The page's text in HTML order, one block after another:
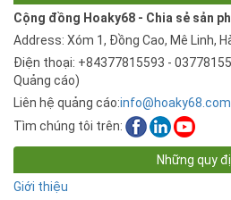
Cộng đồng Hoaky68 - Chia sẻ sản
Address: Xóm 1, Đồng Cao, Mê Linh,
Điện thoại: +84377815593 -
Quảng cáo)
Liên hệ quảng cáo:info@hoaky68.com
Tìm chúng tôi trên:
Những quy
Giới thiệu